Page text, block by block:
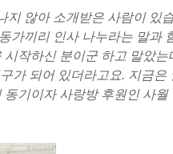
지 않아 소개받은 사람이 있
가끼리 인사 나누라는 말과
작하신 분이군 하고 말았는
가 되어 있더라고요. 지금은
기이자 사랑방 후원인 사월